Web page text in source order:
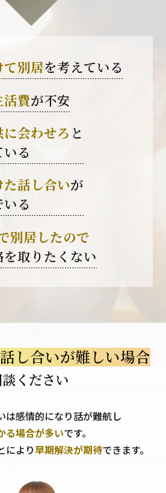
別居を考えている
費が不安
に会わせろ と
る
話し合いが
る
別居したので
取りたくない
し合いが難しい場合
ください
は感情的になり話が難航し
る場合が多いです。
により早期解決が期待できます。